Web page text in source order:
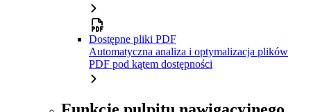
Dostępne pliki PDF
Automatyczna analiza i optymalizacja plików
PDF pod kątem dostępności